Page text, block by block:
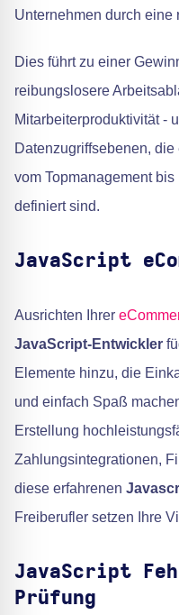
Unternehmen durch eine
Dies führt zu einer
reibungslosere
Mitarbeiterproduktivität -
Datenzugriffsebenen,
vom Topmanagement
definiert sind.
JavaScript
Ausrichten Ihrer
JavaScript-Entwickler
Elemente hinzu, die
und einfach Spaß
Erstellung
Zahlungsintegrationen,
diese erfahrenen
Freiberufler setzen Ihre
JavaScript
Prüfung